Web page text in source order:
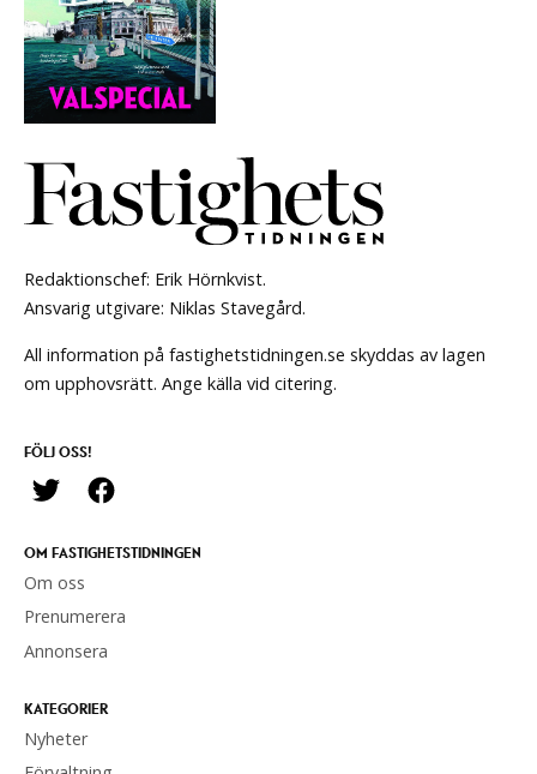
Redaktionschef: Erik Hörnkvist.
Ansvarig utgivare: Niklas Stavegård.
All information på fastighetstidningen.se skyddas av lagen
om upphovsrätt. Ange källa vid citering.
FÖLJ OSS!
OM FASTIGHETSTIDNINGEN
Om oss
Prenumerera
Annonsera
KATEGORIER
Nyheter